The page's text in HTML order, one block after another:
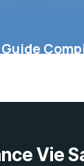
Vie